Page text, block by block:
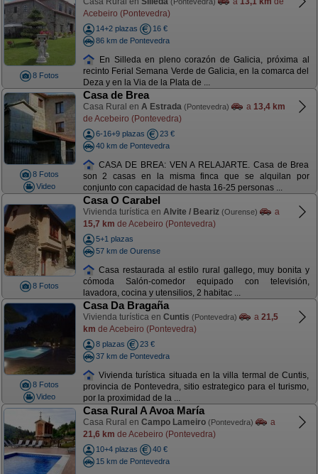
8 Fotos
Acebeiro (Pontevedra)
14+2 plazas
16 €
86 km de Pontevedra
En Silleda en pleno corazón de Galicia, próxima al
recinto Ferial Semana Verde de Galicia, en la comarca del
Deza y en la Via de la Plata de ...
8 Fotos
Video
Casa de Brea
Casa Rural en A Estrada (Pontevedra) a 13,4 km
de Acebeiro (Pontevedra)
6-16+9 plazas
23 €
40 km de Pontevedra
CASA DE BREA: VEN A RELAJARTE. Casa de Brea
son 2 casas en la misma finca que se alquilan por
conjunto con capacidad de hasta 16-25 personas ...
8 Fotos
Casa O Carabel
Vivienda turística en Alvite / Beariz (Ourense)
a
15,7 km de Acebeiro (Pontevedra)
5+1 plazas
57 km de Ourense
Casa restaurada al estilo rural gallego, muy bonita y
cómoda Salón-comedor equipado con televisión,
lavadora, cocina y utensilios, 2 habitac ...
8 Fotos
Video
Casa Da Bragaña
Vivienda turística en Cuntis (Pontevedra) a 21,5
km de Acebeiro (Pontevedra)
8 plazas
23 €
37 km de Pontevedra
Vivienda turística situada en la villa termal de Cuntis,
provincia de Pontevedra, sitio estrategico para el turismo,
por la proximidad de la ...
Casa Rural A Avoa María
Casa Rural en Campo Lameiro (Pontevedra)
a
21,6 km de Acebeiro (Pontevedra)
10+4 plazas
40 €
15 km de Pontevedra